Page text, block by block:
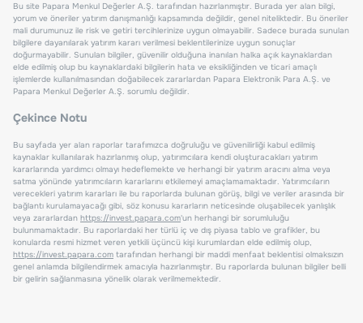
Bu site Papara Menkul Değerler A.Ş. tarafından hazırlanmıştır. Burada yer alan bilgi,
yorum ve öneriler yatırım danışmanlığı kapsamında değildir, genel niteliktedir. Bu öneriler
mali durumunuz ile risk ve getiri tercihlerinize uygun olmayabilir. Sadece burada sunulan
bilgilere dayanılarak yatırım kararı verilmesi beklentilerinize uygun sonuçlar
doğurmayabilir. Sunulan bilgiler, güvenilir olduğuna inanılan halka açık kaynaklardan
elde edilmiş olup bu kaynaklardaki bilgilerin hata ve eksikliğinden ve ticari amaçlı
işlemlerde kullanılmasından doğabilecek zararlardan Papara Elektronik Para A.Ş. ve
Papara Menkul Değerler A.Ş. sorumlu değildir.
Çekince Notu
Bu sayfada yer alan raporlar tarafımızca doğruluğu ve güvenilirliği kabul edilmiş
kaynaklar kullanılarak hazırlanmış olup, yatırımcılara kendi oluşturacakları yatırım
kararlarında yardımcı olmayı hedeflemekte ve herhangi bir yatırım aracını alma veya
satma yönünde yatırımcıların kararlarını etkilemeyi amaçlamamaktadır. Yatırımcıların
verecekleri yatırım kararları ile bu raporlarda bulunan görüş, bilgi ve veriler arasında bir
bağlantı kurulamayacağı gibi, söz konusu kararların neticesinde oluşabilecek yanlışlık
veya zararlardan https://invest.papara.com'un herhangi bir sorumluluğu
bulunmamaktadır. Bu raporlardaki her türlü iç ve dış piyasa tablo ve grafikler, bu
konularda resmi hizmet veren yetkili üçüncü kişi kurumlardan elde edilmiş olup,
https://invest.papara.com tarafından herhangi bir maddi menfaat beklentisi olmaksızın
genel anlamda bilgilendirmek amacıyla hazırlanmıştır. Bu raporlarda bulunan bilgiler belli
bir gelirin sağlanmasına yönelik olarak verilmemektedir.